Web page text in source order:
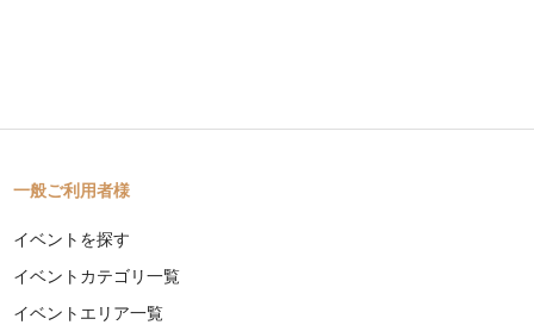
一般ご利用者様
イベントを探す
イベントカテゴリ一覧
イベントエリア一覧